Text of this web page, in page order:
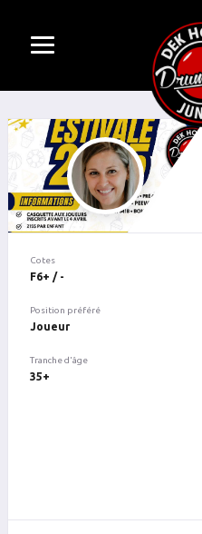
Cotes
F6+ / -
Position préféré
Joueur
Tranche d'âge
35+